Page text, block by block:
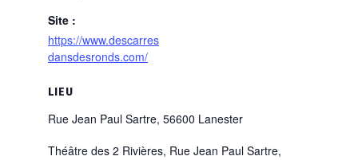
Site :
https://www.descarres
dansdesronds.com/
LIEU
Rue Jean Paul Sartre, 56600 Lanester
Théâtre des 2 Rivières, Rue Jean Paul Sartre,